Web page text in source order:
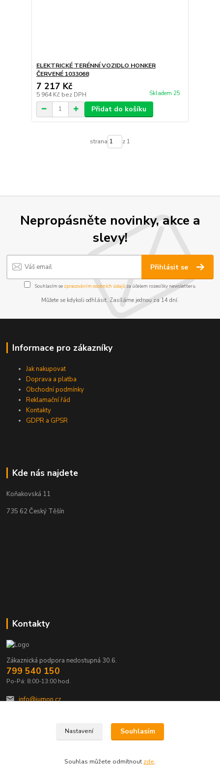
ELEKTRICKÉ TERÉNNÍ VOZIDLO HONKER
ČERVENÉ 1033068
7 217 Kč
5 964 Kč bez DPH Skladem 25
Přidat do košíku
strana z 1
Nepropásněte novinky, akce a
slevy!
Přihlásit se
Souhlasím se zpracováním osobních údajůza účelem rozesílky newsletteru.
Můžete se kdykoli odhlásit. Zasíláme jednou za 14 dní.
Informace pro zákazníky
Jak nakupovat
Doprava a platba
Obchodní podmínky
Reklamační řád
Kontakty
GDPR a GPSR
Kde nás najdete
Koňakovská 11
735 62 Český Těšín
Kontakty
Zákaznická podpora nedostupná 30.6.
799 540 150
Po-Pá: 8:00-13:00 hod.
info@jumon.cz
Nastavení Souhlasím
Souhlas můžete odmítnout zde.